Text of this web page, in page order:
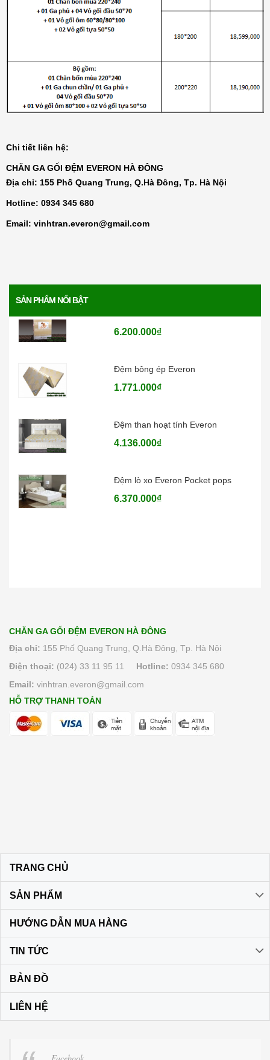
Chi tiết liên hệ:
CHĂN GA GỐI ĐỆM EVERON HÀ ĐÔNG
Địa chỉ: 155 Phố Quang Trung, Q.Hà Đông, Tp. Hà Nội
Hotline: 0934 345 680
Email: vinhtran.everon@gmail.com
SẢN PHẨM NỔI BẬT
Đệm bông ép Artemis
Đệm bông ép Everon
1.771.000₫
4.136.000₫
6.370.000₫
CHĂN GA GỐI ĐỆM EVERON HÀ ĐÔNG
Địa chỉ: 155 Phố Quang Trung, Q.Hà Đông, Tp. Hà Nội
Điện thoại: (024) 33 11 95 11 Hotline: 0934 345 680
Email: vinhtran.everon@gmail.com
HỖ TRỢ THANH TOÁN
TRANG CHỦ
SẢN PHẨM
HƯỚNG DẪN MUA HÀNG
TIN TỨC
BẢN ĐỒ
LIÊN HỆ